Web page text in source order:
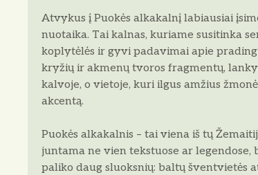
Atvykus į Puokės alkakalnį labiausiai
nuotaika. Tai kalnas, kuriame susitinka
koplytėlės ir gyvi padavimai apie
kryžių ir akmenų tvoros fragmentų,
kalvoje, o vietoje, kuri ilgus amžius
akcentą.
Puokės alkakalnis – tai viena iš tų
juntama ne vien tekstuose ar
paliko daug sluoksnių: baltų šventvietės